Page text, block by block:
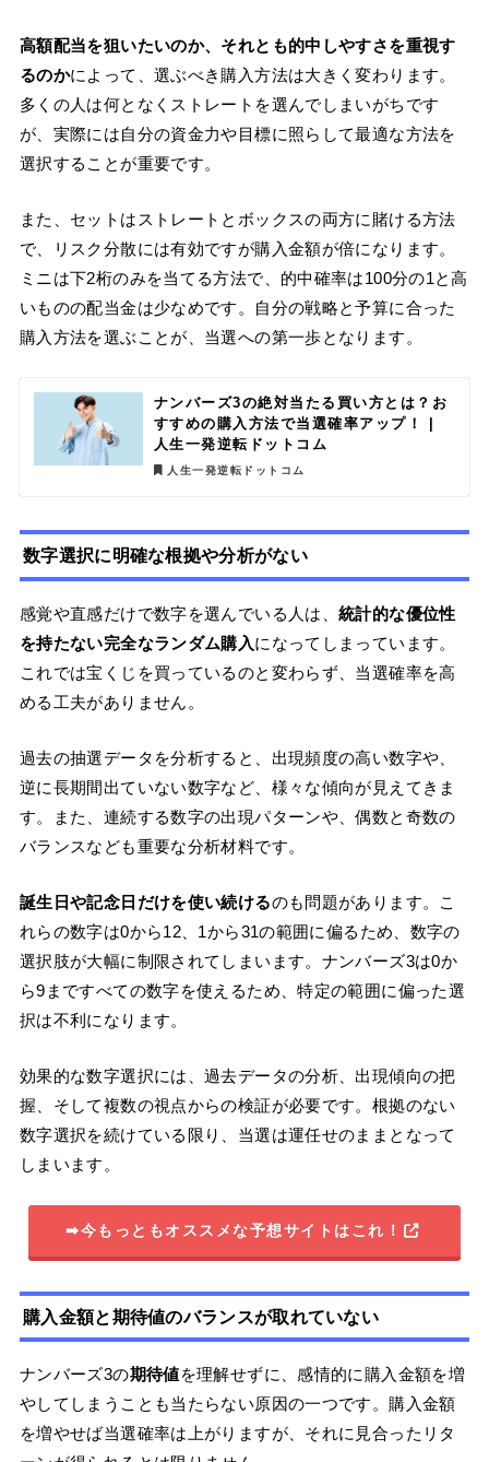
高額配当を狙いたいのか、それとも的中しやすさを重視す
るのかによって、選ぶべき購入方法は大きく変わります。
多くの人は何となくストレートを選んでしまいがちです
が、実際には自分の資金力や目標に照らして最適な方法を
選択することが重要です。
また、セットはストレートとボックスの両方に賭ける方法
で、リスク分散には有効ですが購入金額が倍になります。
ミニは下2桁のみを当てる方法で、的中確率は100分の1と高
いものの配当金は少なめです。自分の戦略と予算に合った
購入方法を選ぶことが、当選への第一歩となります。
ナンバーズ3の絶対当たる買い方とは？お
すすめの購入方法で当選確率アップ！ |
人生一発逆転ドットコム
人生一発逆転ドットコム
数字選択に明確な根拠や分析がない
感覚や直感だけで数字を選んでいる人は、統計的な優位性
を持たない完全なランダム購入になってしまっています。
これでは宝くじを買っているのと変わらず、当選確率を高
める工夫がありません。
過去の抽選データを分析すると、出現頻度の高い数字や、
逆に長期間出ていない数字など、様々な傾向が見えてきま
す。また、連続する数字の出現パターンや、偶数と奇数の
バランスなども重要な分析材料です。
誕生日や記念日だけを使い続けるのも問題があります。こ
れらの数字は0から12、1から31の範囲に偏るため、数字の
選択肢が大幅に制限されてしまいます。ナンバーズ3は0か
ら9まですべての数字を使えるため、特定の範囲に偏った選
択は不利になります。
効果的な数字選択には、過去データの分析、出現傾向の把
握、そして複数の視点からの検証が必要です。根拠のない
数字選択を続けている限り、当選は運任せのままとなって
しまいます。
➡今もっともオススメな予想サイトはこれ！
購入金額と期待値のバランスが取れていない
ナンバーズ3の期待値を理解せずに、感情的に購入金額を増
やしてしまうことも当たらない原因の一つです。購入金額
を増やせば当選確率は上がりますが、それに見合ったリタ